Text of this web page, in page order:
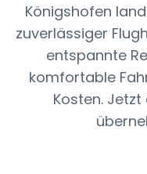
Königshofen
zuverlässiger
entspannte
komfortable
Kosten.